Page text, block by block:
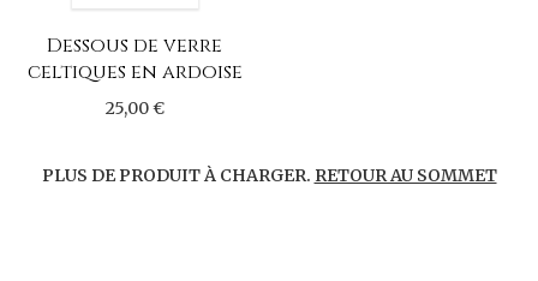
Dessous de verre
celtiques en ardoise
25,00 €
PLUS DE PRODUIT À CHARGER. RETOUR AU SOMMET